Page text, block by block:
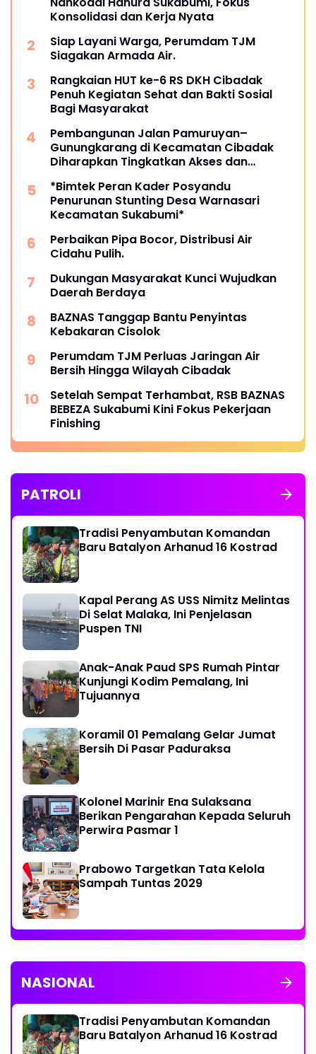
Konsolidasi dan Kerja Nyata
Siap Layani Warga, Perumdam TJM
Siagakan Armada Air.
Rangkaian HUT ke-6 RS DKH Cibadak
Penuh Kegiatan Sehat dan Bakti Sosial
Bagi Masyarakat
Pembangunan Jalan Pamuruyan–
Gunungkarang di Kecamatan Cibadak
Diharapkan Tingkatkan Akses dan
*Bimtek Peran Kader Posyandu
Penurunan Stunting Desa Warnasari
Kecamatan Sukabumi*
Perbaikan Pipa Bocor, Distribusi Air
Cidahu Pulih.
Dukungan Masyarakat Kunci Wujudkan
Daerah Berdaya
BAZNAS Tanggap Bantu Penyintas
Kebakaran Cisolok
Perumdam TJM Perluas Jaringan Air
Bersih Hingga Wilayah Cibadak
Setelah Sempat Terhambat, RSB BAZNAS
BEBEZA Sukabumi Kini Fokus Pekerjaan
Finishing
PATROLI
Tradisi Penyambutan Komandan
Baru Batalyon Arhanud 16 Kostrad
Kapal Perang AS USS Nimitz Melintas
Di Selat Malaka, Ini Penjelasan
Puspen TNI
Anak-Anak Paud SPS Rumah Pintar
Kunjungi Kodim Pemalang, Ini
Tujuannya
Koramil 01 Pemalang Gelar Jumat
Bersih Di Pasar Paduraksa
Kolonel Marinir Ena Sulaksana
Berikan Pengarahan Kepada Seluruh
Perwira Pasmar 1
Prabowo Targetkan Tata Kelola
Sampah Tuntas 2029
NASIONAL
Tradisi Penyambutan Komandan
Baru Batalyon Arhanud 16 Kostrad